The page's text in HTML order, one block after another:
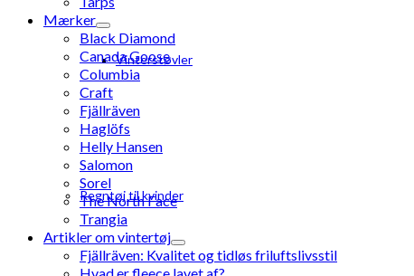
Vinterstøvler
Regntøj til kvinder
Mærker
Black Diamond
Canada Goose
Columbia
Craft
Fjällräven
Haglöfs
Helly Hansen
Salomon
Sorel
The North Face
Trangia
Artikler om vintertøj
Fjällräven: Kvalitet og tidløs friluftslivsstil